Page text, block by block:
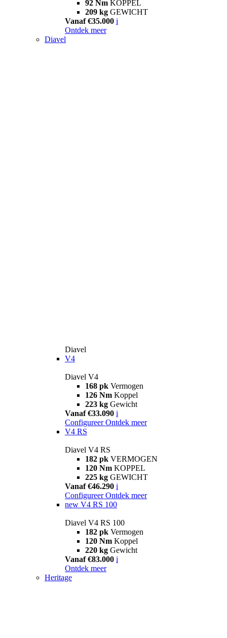
92 Nm KOPPEL
209 kg GEWICHT
Vanaf €35.000 i
Ontdek meer
Diavel
Diavel
V4
Diavel V4
168 pk Vermogen
126 Nm Koppel
223 kg Gewicht
Vanaf €33.090 i
Configureer Ontdek meer
V4 RS
Diavel V4 RS
182 pk VERMOGEN
120 Nm KOPPEL
225 kg GEWICHT
Vanaf €46.290 i
Configureer Ontdek meer
new V4 RS 100
Diavel V4 RS 100
182 pk Vermogen
120 Nm Koppel
220 kg Gewicht
Vanaf €83.000 i
Ontdek meer
Heritage